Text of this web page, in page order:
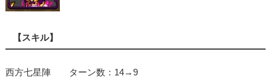
【スキル】
西方七星陣 ターン数：14→9